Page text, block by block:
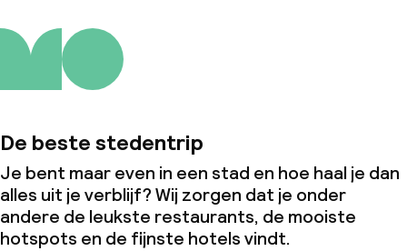
De beste stedentrip
Je bent maar even in een stad en hoe haal je dan
alles uit je verblijf? Wij zorgen dat je onder
andere de leukste restaurants, de mooiste
hotspots en de fijnste hotels vindt.